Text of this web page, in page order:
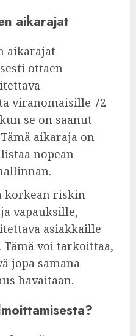
aikarajat
aikarajat
ottaen
viranomaisille 72
se on saanut
aikaraja on
nopean
korkean riskin
vapauksille,
asiakkaille
voi tarkoittaa,
jopa samana
havaitaan.